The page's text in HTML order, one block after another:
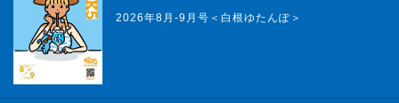
2026年8月-9月号＜白根ゆたんぽ＞